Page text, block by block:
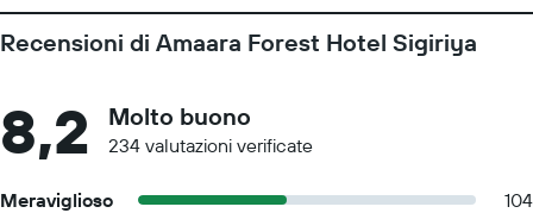
Recensioni di Amaara Forest Hotel Sigiriya
8,2 Molto buono
234 valutazioni verificate
Meraviglioso
104